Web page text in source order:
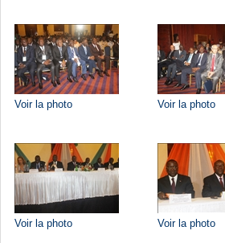
Voir la photo Voir la photo
Voir la photo Voir la photo